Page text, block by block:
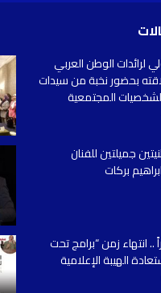
لرائدات الوطن العربي
بحضور نخبة من سيدات
المجتمعية
جميلتين للفنان
بركات
.. انتهاء زمن “برامج تحت
الهيبة الإعلامية